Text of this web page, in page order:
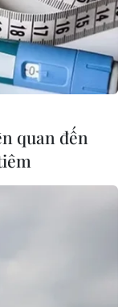
trong 2 năm vừa
tế Việt Nam
phụ thuộc
đang diễn ra
như tốc độ phục
vực. Chính vì
trưởng phụ tải
thời gian tới
có xu hướng
38,8% tổng
quan đến